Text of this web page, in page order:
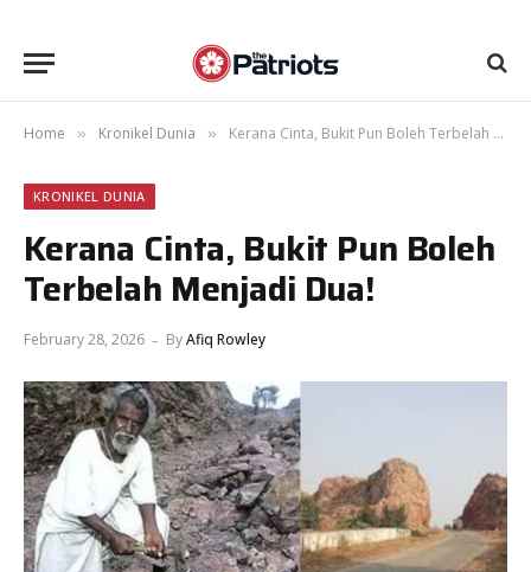
Home » Kronikel Dunia » Kerana Cinta, Bukit Pun Boleh Terbelah Menjadi Dua!
KRONIKEL DUNIA
Kerana Cinta, Bukit Pun Boleh
Terbelah Menjadi Dua!
February 28, 2026 ByAfiq Rowley